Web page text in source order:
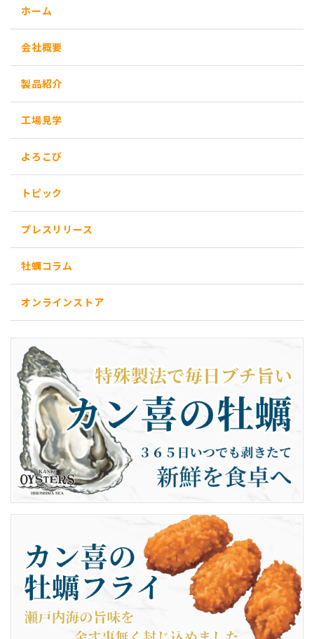
ホーム
会社概要
製品紹介
工場見学
よろこび
トピック
プレスリリース
牡蠣コラム
オンラインストア